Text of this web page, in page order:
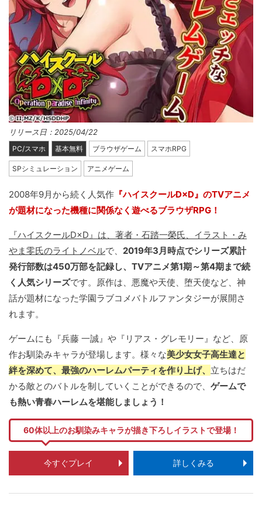
リリース日：2025/04/22
PC/スマホ 基本無料 ブラウザゲーム スマホRPG
SPシミュレーション アニメゲーム
2008年9月から続く人気作 『ハイスクールD×D』のTVアニメ
が題材になった機種に関係なく遊べるブラウザRPG！
『ハイスクールD×D』は、著者・石踏一榮氏、イラスト・み
やま零氏のライトノベルで、 2019年3月時点でシリーズ累計
発行部数は450万部を記録し、TVアニメ第1期～第4期まで続
く人気シリーズです。原作は、悪魔や天使、堕天使など、神
話が題材になった学園ラブコメバトルファンタジーが展開さ
れます。
ゲームにも『兵藤 一誠』や『リアス・グレモリー』など、原
作お馴染みキャラが登場します。様々な美少女女子高生達と
絆を深めて、最強のハーレムパーティを作り上げ、 立ちはだ
かる敵とのバトルを制していくことができるので、 ゲームで
も熱い青春ハーレムを堪能しましょう！
60体以上のお馴染みキャラが描き下ろしイラストで登場！
今すぐプレイ 詳しくみる